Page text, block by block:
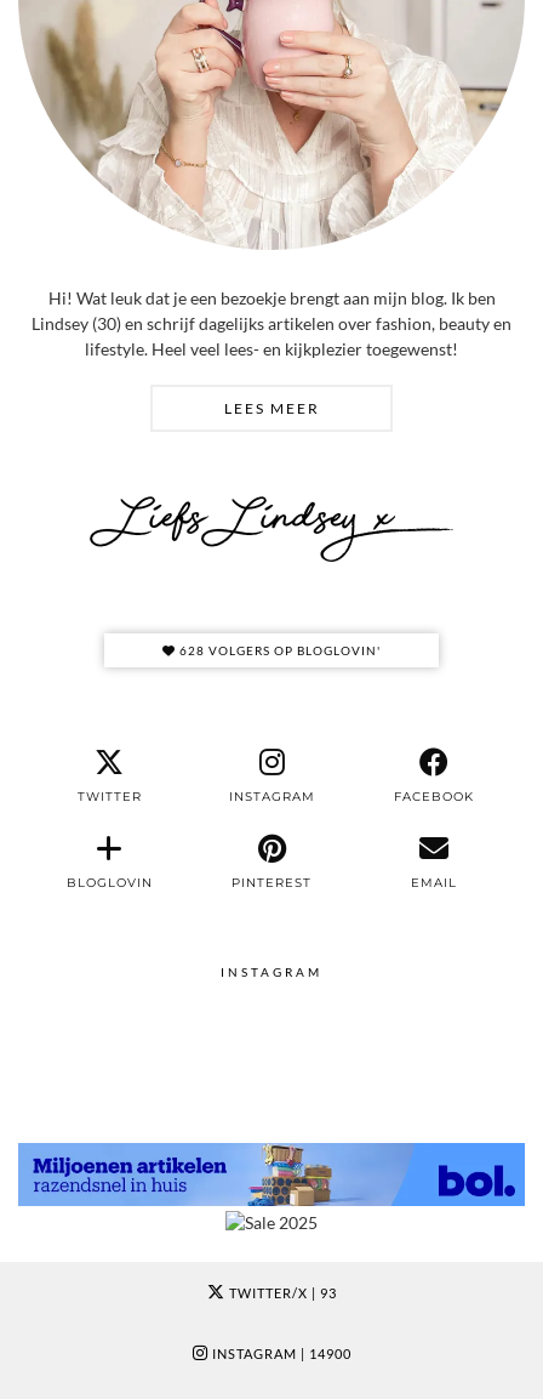
Hi! Wat leuk dat je een bezoekje brengt aan mijn blog. Ik ben
Lindsey (30) en schrijf dagelijks artikelen over fashion, beauty en
lifestyle. Heel veel lees- en kijkplezier toegewenst!
LEES MEER
628 VOLGERS OP BLOGLOVIN'
TWITTER INSTAGRAM FACEBOOK
BLOGLOVIN PINTEREST EMAIL
INSTAGRAM
TWITTER/X | 93
INSTAGRAM | 14900